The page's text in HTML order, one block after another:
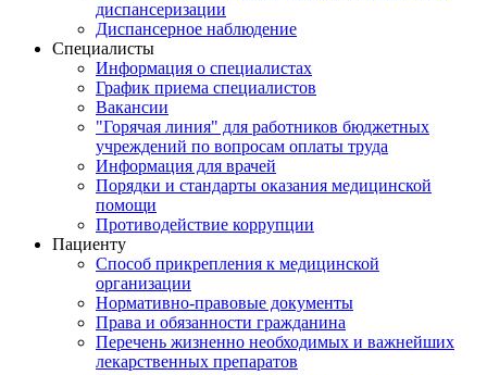
диспансеризации
Диспансерное наблюдение
Специалисты
Информация о специалистах
График приема специалистов
Вакансии
"Горячая линия" для работников бюджетных
учреждений по вопросам оплаты труда
Информация для врачей
Порядки и стандарты оказания медицинской
помощи
Противодействие коррупции
Пациенту
Способ прикрепления к медицинской
организации
Нормативно-правовые документы
Права и обязанности гражданина
Перечень жизненно необходимых и важнейших
лекарственных препаратов